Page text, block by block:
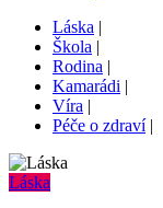
Láska |
Škola |
Rodina |
Kamarádi |
Víra |
Péče o zdraví|
Láska